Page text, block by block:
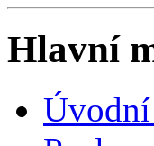
Hlavní
Úvodní